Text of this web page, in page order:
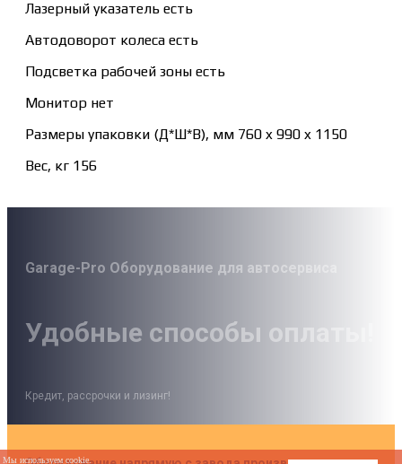
Мы используем cookie.
Лазерный указатель есть
Автодоворот колеса есть
Подсветка рабочей зоны есть
Монитор нет
Размеры упаковки (Д*Ш*В), мм 760 x 990 x 1150
Вес, кг 156
Garage-Pro Оборудование для автосервиса
Удобные способы оплаты!
Кредит, рассрочки и лизинг!